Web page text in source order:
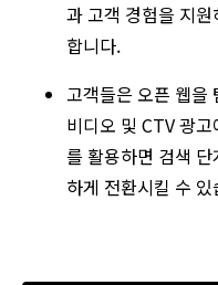
과 고객 경험을 지
합니다.
고객들은 오픈 웹을
비디오 및 CTV 광
를 활용하면 검색
하게 전환시킬 수